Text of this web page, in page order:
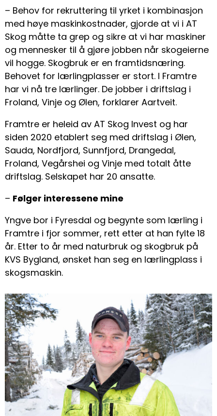
– Behov for rekruttering til yrket i kombinasjon
med høye maskinkostnader, gjorde at vi i AT
Skog måtte ta grep og sikre at vi har maskiner
og mennesker til å gjøre jobben når skogeierne
vil hogge. Skogbruk er en framtidsnæring.
Behovet for lærlingplasser er stort. I Framtre
har vi nå tre lærlinger. De jobber i driftslag i
Froland, Vinje og Ølen, forklarer Aartveit.
Framtre er heleid av AT Skog Invest og har
siden 2020 etablert seg med driftslag i Ølen,
Sauda, Nordfjord, Sunnfjord, Drangedal,
Froland, Vegårshei og Vinje med totalt åtte
driftslag. Selskapet har 20 ansatte.
– Følger interessene mine
Yngve bor i Fyresdal og begynte som lærling i
Framtre i fjor sommer, rett etter at han fylte 18
år. Etter to år med naturbruk og skogbruk på
KVS Bygland, ønsket han seg en lærlingplass i
skogsmaskin.